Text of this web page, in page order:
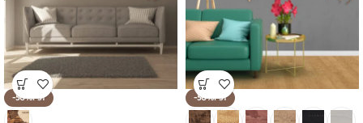
-50%P5T -50%P5T